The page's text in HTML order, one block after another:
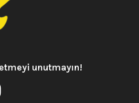
unutmayın!